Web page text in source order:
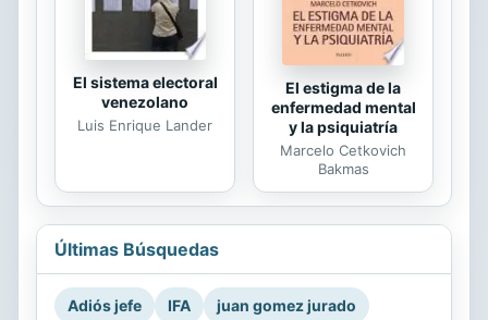
El sistema electoral
venezolano
Luis Enrique Lander
El estigma de la
enfermedad mental
y la psiquiatría
Marcelo Cetkovich
Bakmas
Últimas Búsquedas
Adiós jefe IFA
juan gomez jurado